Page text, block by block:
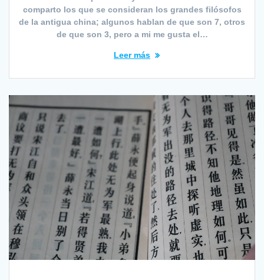
comparto los que se consideran los grandes filósofos
de la antigua china; algunos hablan de que son 7, otros
de que son 3, pero a mi me gusta el…
Leer más